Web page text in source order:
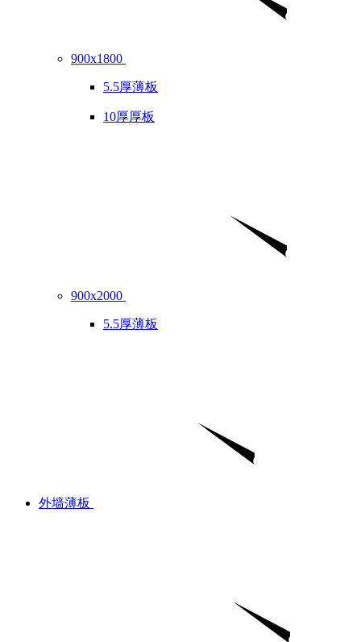
900x1800
5.5厚薄板
10厚厚板
900x2000
5.5厚薄板
外墙薄板